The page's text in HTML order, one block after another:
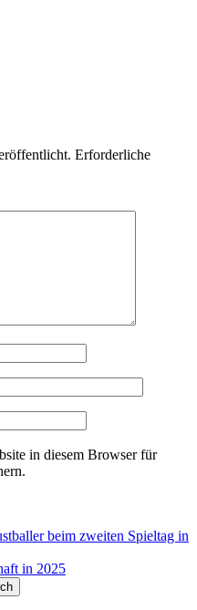
Erforderliche
in diesem Browser für
beim zweiten Spieltag in
in 2025